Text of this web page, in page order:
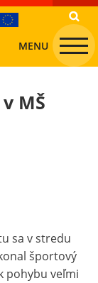
MENU
MŠ
sa v stredu
športový
pohybu veľmi